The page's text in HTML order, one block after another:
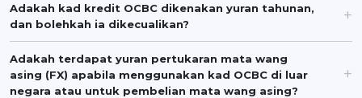
Adakah kad kredit OCBC dikenakan yuran tahunan,
dan bolehkah ia dikecualikan?
Adakah terdapat yuran pertukaran mata wang
asing (FX) apabila menggunakan kad OCBC di luar
negara atau untuk pembelian mata wang asing?